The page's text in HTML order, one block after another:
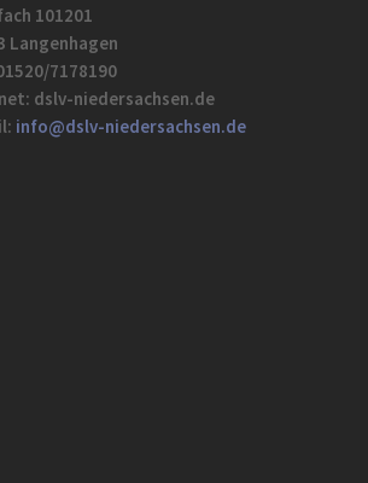
101201
Langenhagen
7178190
dslv-niedersachsen.de
info@dslv-niedersachsen.de